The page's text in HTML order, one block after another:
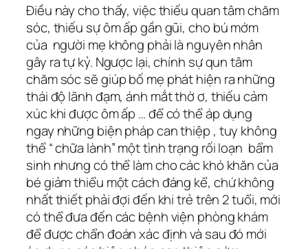
Điều này cho thấy, việc thiếu quan tâm chăm
sóc, thiếu sự ôm ấp gần gũi, cho bú mớm
của người mẹ không phải là nguyên nhân
gây ra tự kỷ. Ngược lại, chính sự qun tâm
chăm sóc sẽ giúp bố mẹ phát hiện ra những
thái độ lãnh đạm, ánh mắt thờ ơ, thiếu cảm
xúc khi được ôm ấp … để có thể áp dụng
ngay những biện pháp can thiệp , tuy không
thể “ chữa lành” một tình trạng rối loạn bẩm
sinh nhưng có thể làm cho các khó khăn của
bé giảm thiểu một cách đáng kể, chứ không
nhất thiết phải đợi đến khi trẻ trên 2 tuổi, mới
có thể đưa đến các bệnh viện phòng khám
để được chẩn đoán xác định và sau đó mới